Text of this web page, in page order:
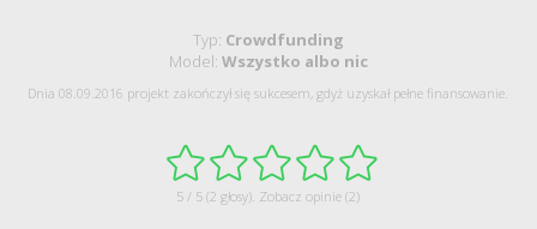
Typ: Crowdfunding
Model: Wszystko albo nic
Dnia 08.09.2016 projekt zakończył się sukcesem, gdyż uzyskał pełne finansowanie.
5 / 5 (2 głosy). Zobacz opinie (2)